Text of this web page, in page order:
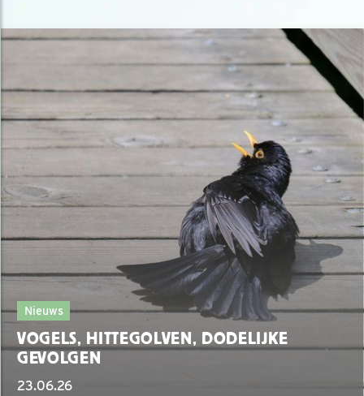
Nieuws
VOGELS, HITTEGOLVEN, DODELIJKE
GEVOLGEN
23.06.26